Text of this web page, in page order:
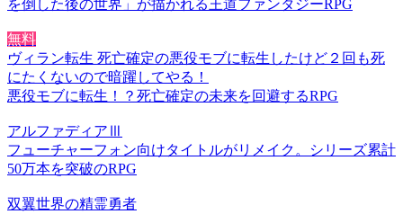
を倒した後の世界」が描かれる王道ファンタジーRPG
無料
ヴィラン転生 死亡確定の悪役モブに転生したけど２回も死
にたくないので暗躍してやる！
悪役モブに転生！？死亡確定の未来を回避するRPG
アルファディアⅢ
フューチャーフォン向けタイトルがリメイク。シリーズ累計
50万本を突破のRPG
双翼世界の精霊勇者